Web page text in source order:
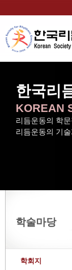
한국리
KOREAN
리듬운동의 학
리듬운동의 기
학술마당
학회지